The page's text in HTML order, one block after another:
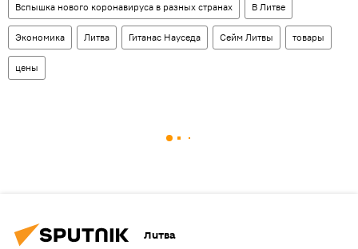
Вспышка нового коронавируса в разных странах В Литве
Экономика Литва Гитанас Науседа Сейм Литвы товары
цены
Литва